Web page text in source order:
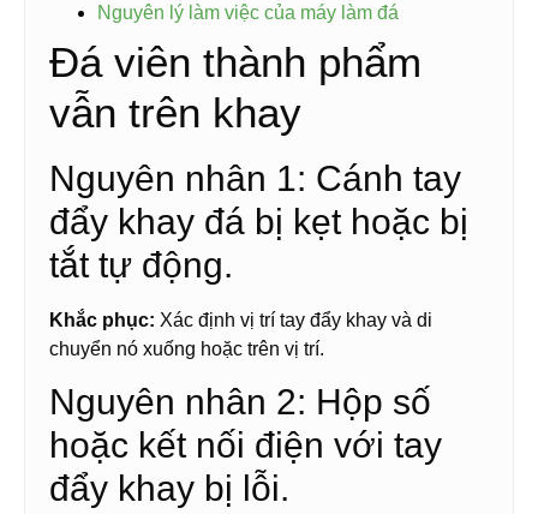
Nguyên lý làm việc của máy làm đá
Đá viên thành phẩm
vẫn trên khay
Nguyên nhân 1: Cánh tay
đẩy khay đá bị kẹt hoặc bị
tắt tự động.
Khắc phục: Xác định vị trí tay đẩy khay và di
chuyển nó xuống hoặc trên vị trí.
Nguyên nhân 2: Hộp số
hoặc kết nối điện với tay
đẩy khay bị lỗi.